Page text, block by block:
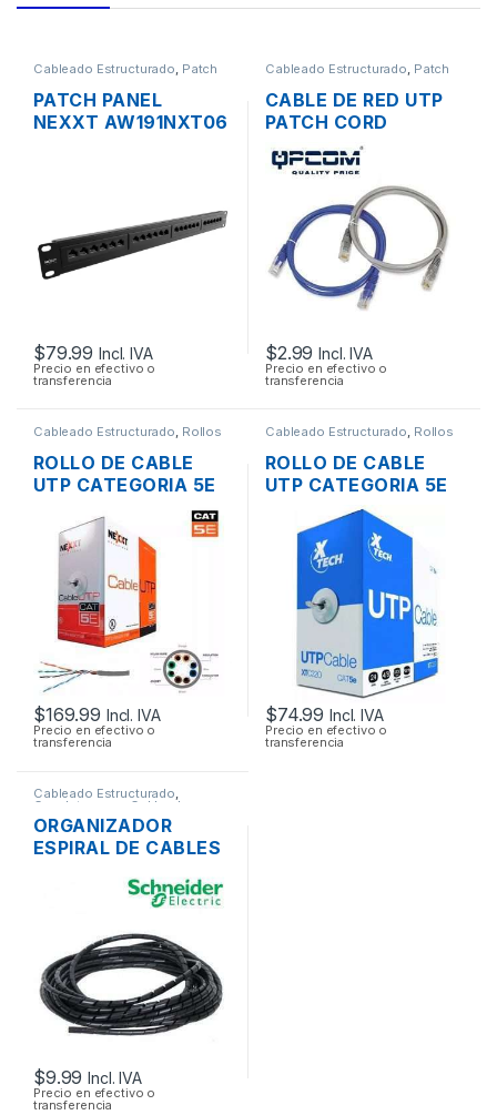
Cableado Estructurado, Patch
PATCH PANEL
NEXXT AW191NXT06
$79.99 Incl. IVA
Precio en efectivo o
transferencia
Cableado Estructurado, Patch
CABLE DE RED UTP
PATCH CORD
QPCOM CAT6
CERTIFICADO 30CM
$2.99 Incl. IVA
Precio en efectivo o
transferencia
Cableado Estructurado Rollos
ROLLO DE CABLE
UTP CATEGORIA 5E
NEXXT 305 MTS.
$169.99 Incl. IVA
Precio en efectivo o
transferencia
Cableado Estructurado Rollos
ROLLO DE CABLE
UTP CATEGORIA 5E
XTECH XTC-220 305
MTS.
$74.99 Incl. IVA
Precio en efectivo o
transferencia
Cableado Estructurado,
Canaletas para Cableado y
Accesorios
ORGANIZADOR
ESPIRAL DE CABLES
NEGRO 12MM 10
$9.99 Incl. IVA
Precio en efectivo o
transferencia